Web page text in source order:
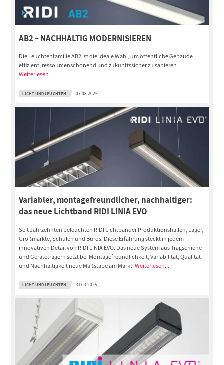
AB2 – NACHHALTIG MODERNISIEREN
Die Leuchtenfamilie AB2 ist die ideale Wahl, um öffentliche Gebäude
effizient, ressourcenschonend und zukunftssicher zu sanieren.
Weiterlesen...
LICHT UND LEUCHTEN 07.08.2025
Variabler, montagefreundlicher, nachhaltiger:
das neue Lichtband RIDI LINIA EVO
Seit Jahrzehnten beleuchten RIDI Lichtbänder Produktionshallen, Lager,
Großmärkte, Schulen und Büros. Diese Erfahrung steckt in jedem
innovativen Detail von RIDI LINIA EVO. Das neue System aus Tragschiene
und Geräteträgern setzt bei Montagefreundlichkeit, Variabilität, Qualität
und Nachhaltigkeit neue Maßstäbe am Markt.Weiterlesen...
LICHT UND LEUCHTEN 31.03.2025